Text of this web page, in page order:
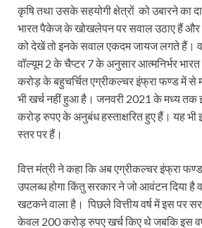
कृषि तथा उसके सहयोगी क्षेत्रों को उबारने का
भारत पैकेज के खोखलेपन पर सवाल उठाए हैं और
को देखें तो इनके सवाल एकदम जायज लगते हैं।
वॉल्यूम 2 के चैप्टर 7 के अनुसार आत्मनिर्भर
करोड़ के बहुचर्चित एग्रीकल्चर इंफ्रा फण्ड में
भी खर्च नहीं हुआ है। जनवरी 2021 के मध्य
करोड़ रुपए के अनुबंध हस्ताक्षरित हुए हैं। यह
स्तर पर हैं।
वित्त मंत्री ने कहा कि अब एग्रीकल्चर इंफ्रा
उपलब्ध होगा किंतु सरकार ने जो आवंटन दिया
खटकने वाला है। पिछले वित्तीय वर्ष में इस पर
केवल 200 करोड़ रुपए खर्च किए थे जबकि इस